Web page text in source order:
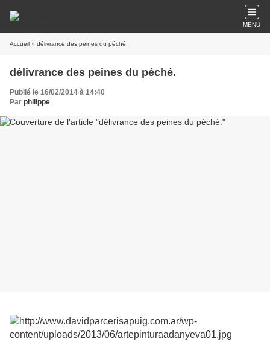
MENU
Accueil » délivrance des peines du péché.
délivrance des peines du péché.
Publié le 16/02/2014 à 14:40
Par philippe